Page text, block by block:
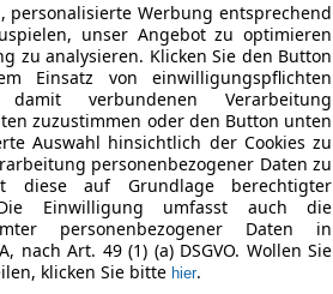
personalisierte Werbung entsprechend
unser Angebot zu optimieren
zu analysieren. Klicken Sie den Button
Einsatz von einwilligungspflichten
verbundenen Verarbeitung
zuzustimmen oder den Button unten
Auswahl hinsichtlich der Cookies zu
personenbezogener Daten zu
diese auf Grundlage berechtigter
Einwilligung umfasst auch die
personenbezogener Daten in
nach Art. 49 (1) (a) DSGVO. Wollen Sie
klicken Sie bitte hier.